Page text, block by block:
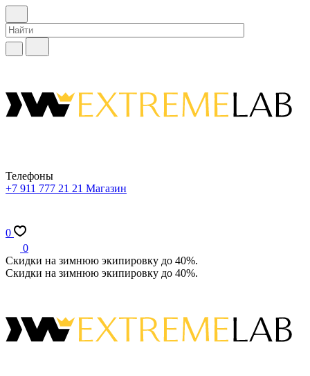
Телефоны
+7 911 777 21 21 Магазин
0
0
Скидки на зимнюю экипировку до 40%.
Скидки на зимнюю экипировку до 40%.